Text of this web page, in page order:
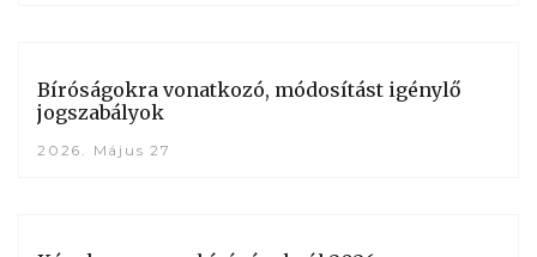
Bíróságokra vonatkozó, módosítást igénylő
jogszabályok
2026. Május 27